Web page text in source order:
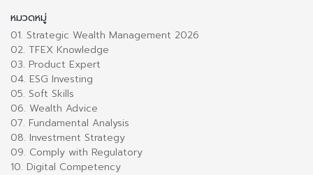
หมวดหมู่
01. Strategic Wealth Management 2026
02. TFEX Knowledge
03. Product Expert
04. ESG Investing
05. Soft Skills
06. Wealth Advice
07. Fundamental Analysis
08. Investment Strategy
09. Comply with Regulatory
10. Digital Competency